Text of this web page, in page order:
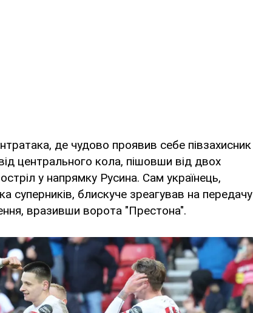
де чудово проявив себе півзахисник
центрального кола, пішовши від двох
у напрямку Русина. Сам українець,
суперників, блискуче зреагував на передачу
вразивши ворота "Престона".